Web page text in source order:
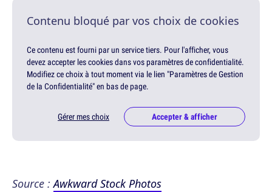
Contenu bloqué par vos choix de cookies
Ce contenu est fourni par un service tiers. Pour l'afficher, vous
devez accepter les cookies dans vos paramètres de confidentialité.
Modifiez ce choix à tout moment via le lien "Paramètres de Gestion
de la Confidentialité" en bas de page.
Gérer mes choix Accepter & afficher
Source :Awkward Stock Photos